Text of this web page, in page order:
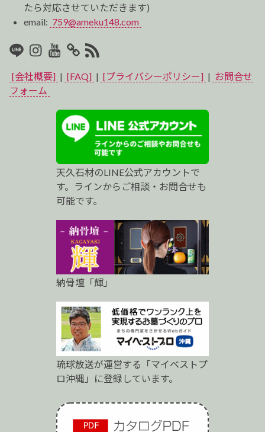
たら対応させていただきます)
email: 759@ameku148.com
LINEInstagram
Youtube
マ
イ
ス
ト
ロ
RSS2
[会社概要] | [FAQ] | [プライバシーポリシー] | お問合せ
フォーム
天久石材のLINE公式アカウントで
す。ラインからご相談・お問合せも
可能です。
納骨壇「輝」
琉球放送が運営する「マイベストプ
ロ沖縄」に登録しています。